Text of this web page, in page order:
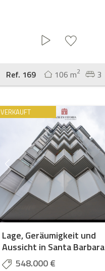
Ref. 169 106 m2 3
VERKAUFT
Lage, Geräumigkeit und
Aussicht in Santa Barbara
548.000 €